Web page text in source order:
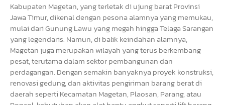
Kabupaten Magetan, yang terletak di ujung barat Provinsi
Jawa Timur, dikenal dengan pesona alamnya yang memukau,
mulai dari Gunung Lawu yang megah hingga Telaga Sarangan
yang legendaris. Namun, di balik keindahan alamnya,
Magetan juga merupakan wilayah yang terus berkembang
pesat, terutama dalam sektor pembangunan dan
perdagangan. Dengan semakin banyaknya proyek konstruksi,
renovasi gedung, dan aktivitas pengiriman barang berat di
daerah seperti Kecamatan Magetan, Plaosan, Parang, atau